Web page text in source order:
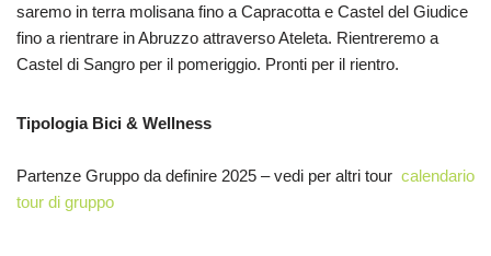
saremo in terra molisana fino a Capracotta e Castel del Giudice
fino a rientrare in Abruzzo attraverso Ateleta. Rientreremo a
Castel di Sangro per il pomeriggio. Pronti per il rientro.
Tipologia Bici & Wellness
Partenze Gruppo da definire 2025 – vedi per altri tour calendario
tour di gruppo